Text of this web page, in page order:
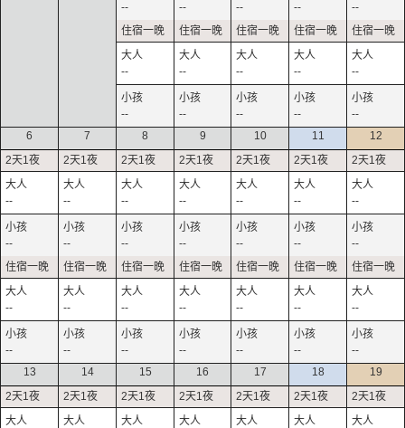
--
--
--
--
--
--
--
--
--
--
--
--
--
--
--
6
--
--
--
--
7
--
--
--
--
8
--
--
--
--
9
--
--
--
--
10
--
--
--
--
11
--
--
--
--
12
--
--
--
--
13
14 15 16 17 18 19